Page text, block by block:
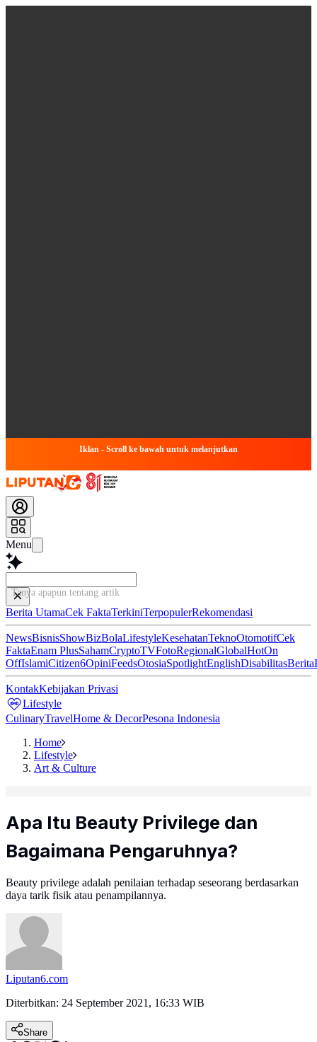
Iklan - Scroll ke bawah untuk melanjutkan
Menu
Tanya apapun tentang artikel ini...
Berita UtamaCek FaktaTerkiniTerpopulerRekomendasi
NewsBisnisShowBizBolaLifestyleKesehatanTeknoOtomotifCek
FaktaEnam PlusSahamCryptoTVFotoRegionalGlobalHotOn
OffIslamiCitizen6OpiniFeedsOtosiaSpotlightEnglishDisabilitasBerita
KontakKebijakan Privasi
Lifestyle
CulinaryTravelHome & DecorPesona Indonesia
Home
Lifestyle
Art & Culture
Apa Itu Beauty Privilege dan
Bagaimana Pengaruhnya?
Beauty privilege adalah penilaian terhadap seseorang berdasarkan
daya tarik fisik atau penampilannya.
Liputan6.com
Diterbitkan: 24 September 2021, 16:33 WIB
Share